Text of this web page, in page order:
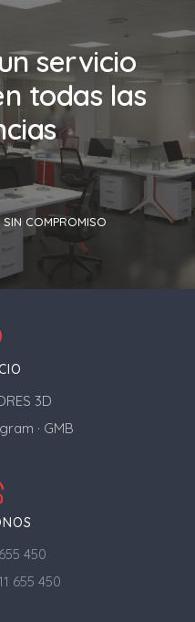
servicio
todas las
COMPROMISO
3D
· GMB
450
655 450